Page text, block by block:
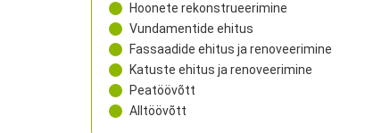
Hoonete rekonstrueerimine
Vundamentide ehitus
Fassaadide ehitus ja renoveerimine
Katuste ehitus ja renoveerimine
Peatöövõtt
Alltöövõtt